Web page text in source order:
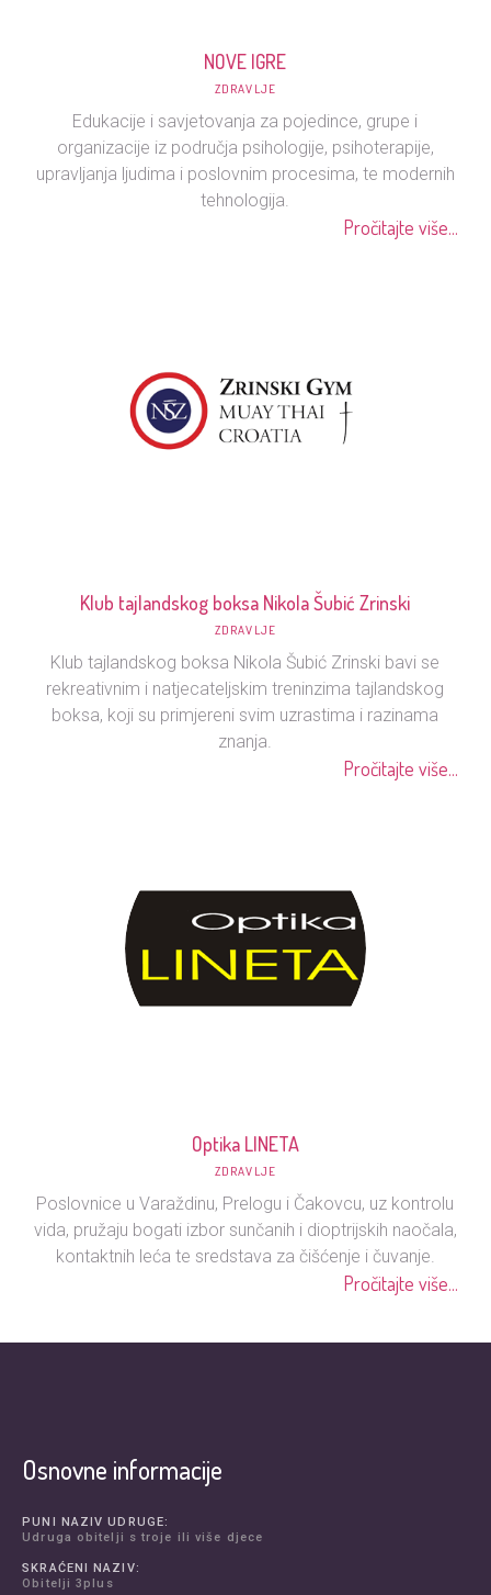
NOVE IGRE
ZDRAVLJE
Edukacije i savjetovanja za pojedince, grupe i
organizacije iz područja psihologije, psihoterapije,
upravljanja ljudima i poslovnim procesima, te modernih
tehnologija.
Pročitajte više...
Klub tajlandskog boksa Nikola Šubić Zrinski
ZDRAVLJE
Klub tajlandskog boksa Nikola Šubić Zrinski bavi se
rekreativnim i natjecateljskim treninzima tajlandskog
boksa, koji su primjereni svim uzrastima i razinama
znanja.
Pročitajte više...
Optika LINETA
ZDRAVLJE
Poslovnice u Varaždinu, Prelogu i Čakovcu, uz kontrolu
vida, pružaju bogati izbor sunčanih i dioptrijskih naočala,
kontaktnih leća te sredstava za čišćenje i čuvanje.
Pročitajte više...
Osnovne informacije
PUNI NAZIV UDRUGE:
Udruga obitelji s troje ili više djece
SKRAĆENI NAZIV:
Obitelji 3plus